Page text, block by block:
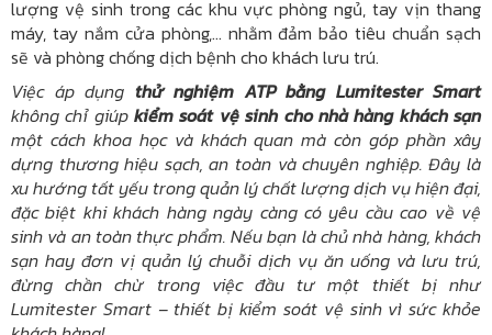
lượng vệ sinh trong các khu vực phòng ngủ, tay vịn thang
máy, tay nắm cửa phòng,... nhằm đảm bảo tiêu chuẩn sạch
sẽ và phòng chống dịch bệnh cho khách lưu trú.
Việc áp dụng thử nghiệm ATP bằng Lumitester Smart
không chỉ giúpkiểm soát vệ sinh cho nhà hàng khách sạn
một cách khoa học và khách quan mà còn góp phần xây
dựng thương hiệu sạch, an toàn và chuyên nghiệp. Đây là
xu hướng tất yếu trong quản lý chất lượng dịch vụ hiện đại,
đặc biệt khi khách hàng ngày càng có yêu cầu cao về vệ
sinh và an toàn thực phẩm. Nếu bạn là chủ nhà hàng, khách
sạn hay đơn vị quản lý chuỗi dịch vụ ăn uống và lưu trú,
đừng chần chừ trong việc đầu tư một thiết bị như
Lumitester Smart – thiết bị kiểm soát vệ sinh vì sức khỏe